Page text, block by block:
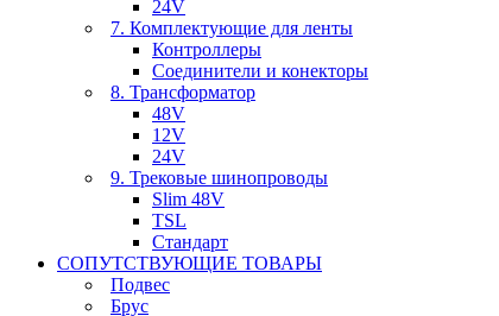
24V
7. Комплектующие для ленты
Контроллеры
Соединители и конекторы
8. Трансформатор
48V
12V
24V
9. Трековые шинопроводы
Slim 48V
TSL
Стандарт
СОПУТСТВУЮЩИЕ ТОВАРЫ
Подвес
Брус